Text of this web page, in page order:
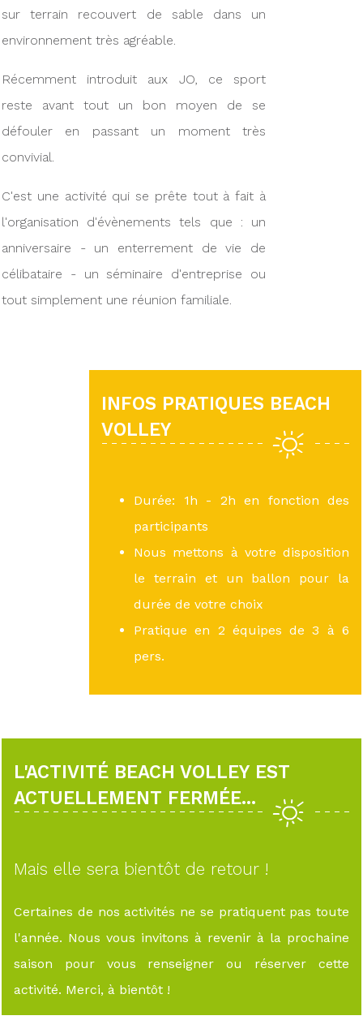
sur terrain recouvert de sable dans un
environnement très agréable.
Récemment introduit aux JO, ce sport
reste avant tout un bon moyen de se
défouler en passant un moment très
convivial.
C'est une activité qui se prête tout à fait à
l'organisation d'évènements tels que : un
anniversaire - un enterrement de vie de
célibataire - un séminaire d'entreprise ou
tout simplement une réunion familiale.
INFOS PRATIQUES BEACH
VOLLEY
Durée: 1h - 2h en fonction des
participants
Nous mettons à votre disposition
le terrain et un ballon pour la
durée de votre choix
Pratique en 2 équipes de 3 à 6
pers.
L'ACTIVITÉ BEACH VOLLEY EST
ACTUELLEMENT FERMÉE...
Mais elle sera bientôt de retour !
Certaines de nos activités ne se pratiquent pas toute
l'année. Nous vous invitons à revenir à la prochaine
saison pour vous renseigner ou réserver cette
activité. Merci, à bientôt !